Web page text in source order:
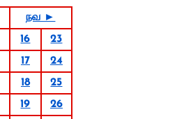
நவ ►
16
23
17
24
18
25
19
26